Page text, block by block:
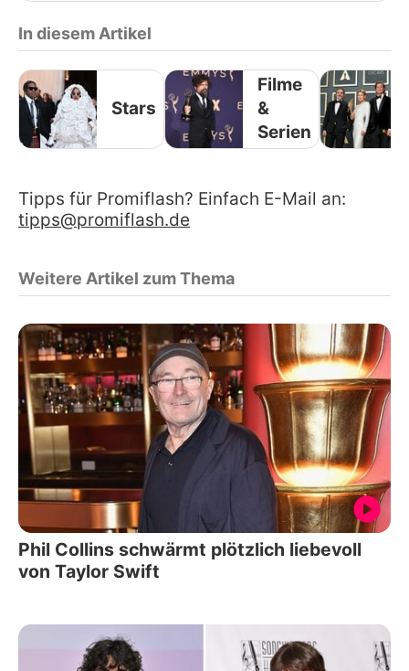
In diesem Artikel
Stars
Filme
&
Serien
Tipps für Promiflash? Einfach E-Mail an:
tipps@promiflash.de
Weitere Artikel zum Thema
Phil Collins schwärmt plötzlich liebevoll
von Taylor Swift